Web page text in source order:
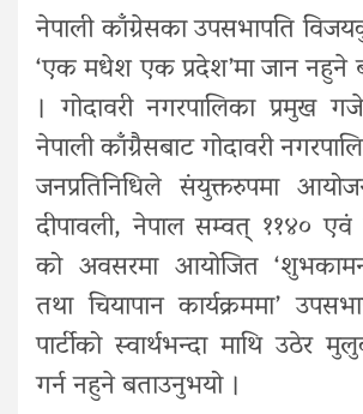
नेपाली काँग्रेसका उपसभापति
‘एक मधेश एक प्रदेश’मा जान
। गोदावरी नगरपालिका प्रमुख
नेपाली काँग्रैसबाट गोदावरी
जनप्रतिनिधिले संयुक्तरुपमा
दीपावली, नेपाल सम्वत् ११४०
को अवसरमा आयोजित
तथा चियापान कार्यक्रममा’
पार्टीको स्वार्थभन्दा माथि उठेर
गर्न नहुने बताउनुभयो ।